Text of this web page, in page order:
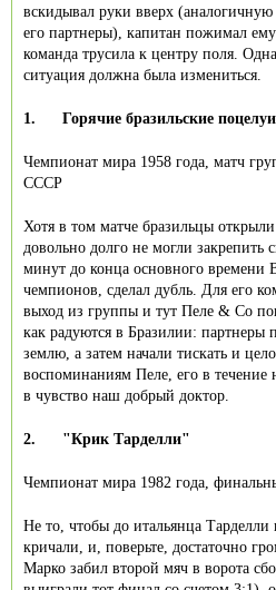
вскидывал руки вверх
его партнеры), капитан пожимал
команда трусила к центру поля.
ситуация должна была измениться.
1. Горячие бразильские поцелуи
Чемпионат мира 1958 года, матч
СССР
Хотя в том матче бразильцы
довольно долго не могли закрепить
минут до конца основного времени
чемпионов, сделал дубль. Для его
выход из группы и тут Пеле & Co
как радуются в Бразилии: партнеры
землю, а затем начали тискать и
воспоминаниям Пеле, его в течение
в чувство наш добрый доктор.
2. "Крик Тарделли"
Чемпионат мира 1982 года,
Не то, чтобы до итальянца
кричали, и, поверьте, достаточно
Марко забил второй мяч в ворота